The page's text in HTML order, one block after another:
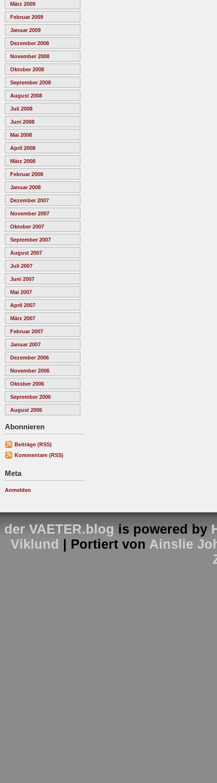
März 2009
Februar 2009
Januar 2009
Dezember 2008
November 2008
Oktober 2008
September 2008
August 2008
Juli 2008
Juni 2008
Mai 2008
April 2008
März 2008
Februar 2008
Januar 2008
Dezember 2007
November 2007
Oktober 2007
September 2007
August 2007
Juli 2007
Juni 2007
Mai 2007
April 2007
März 2007
Februar 2007
Januar 2007
Dezember 2006
November 2006
Oktober 2006
September 2006
August 2006
Abonnieren
Beiträge (RSS)
Kommentare (RSS)
Meta
Anmelden
der VAETER.blog is powered by
Viklund
| Portiert von Ainslie